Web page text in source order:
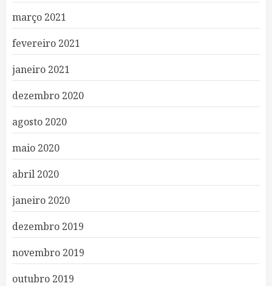
março 2021
fevereiro 2021
janeiro 2021
dezembro 2020
agosto 2020
maio 2020
abril 2020
janeiro 2020
dezembro 2019
novembro 2019
outubro 2019